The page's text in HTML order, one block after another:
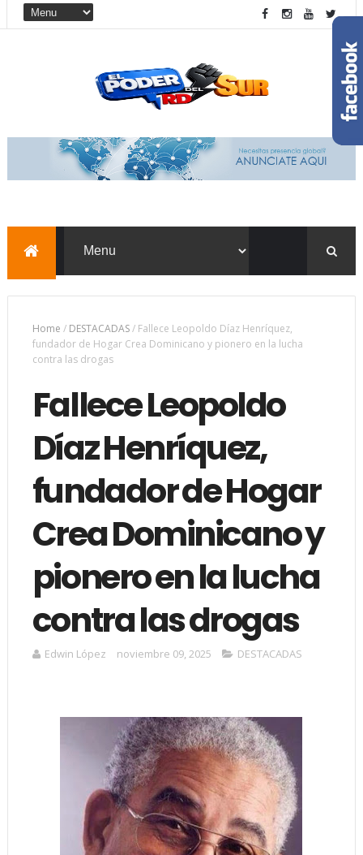
Home / DESTACADAS/ Fallece Leopoldo Díaz Henríquez,
fundador de Hogar Crea Dominicano y pionero en la lucha
contra las drogas
Fallece Leopoldo
Díaz Henríquez,
fundador de Hogar
Crea Dominicano y
pionero en la lucha
contra las drogas
Edwin López noviembre 09, 2025 DESTACADAS